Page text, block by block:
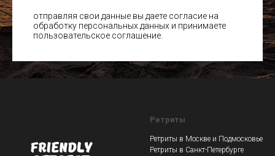
отправляя свои данные вы даете согласие на
обработку персональных данных и принимаете
пользовательское соглашение.
Ретриты
Ретриты в Москве и Подмосковье
Ретриты в Санкт-Петербурге